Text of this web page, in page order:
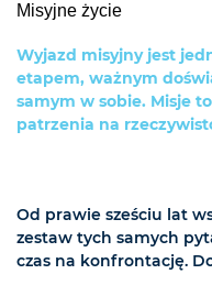
Misyjne życie
Wyjazd misyjny jest
etapem, ważnym
samym w sobie. Misje
patrzenia na
Od prawie sześciu lat
zestaw tych samych
czas na konfrontację.